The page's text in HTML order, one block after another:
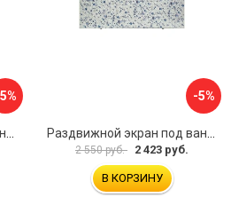
-5%
2 550 руб. 2 423 руб.
В КОРЗИНУ